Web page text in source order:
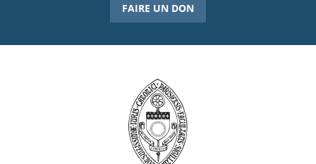
FAIRE UN DON